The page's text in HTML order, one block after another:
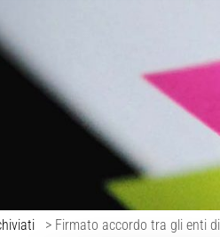
> Firmato accordo tra gli enti